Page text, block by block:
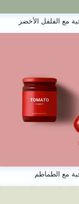
مع الفلفل الأخضر
مع الطماطم